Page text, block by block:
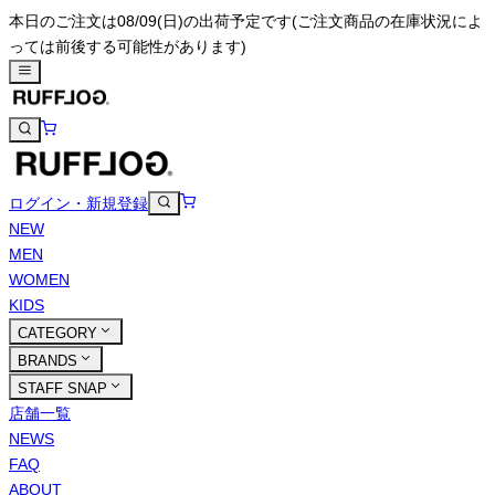
本日のご注文は08/09(日)の出荷予定です(ご注文商品の在庫状況によ
っては前後する可能性があります)
ログイン・新規登録
NEW
MEN
WOMEN
KIDS
CATEGORY
BRANDS
STAFF SNAP
店舗一覧
NEWS
FAQ
ABOUT